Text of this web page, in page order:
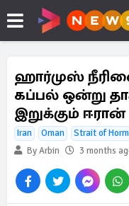
ஹார்முஸ்
கப்பல் ஒன்று
இறுக்கும் ஈரான்
Iran Oman
Strait of
By Arbin
3 months